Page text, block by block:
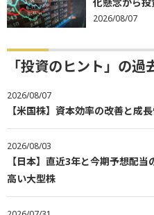
2026/08/07
「投資のヒント」の過
2026/08/07
【米国株】資本効率の改善と成
2026/08/03
【日本】直近3年と今期予想配
高い大型株